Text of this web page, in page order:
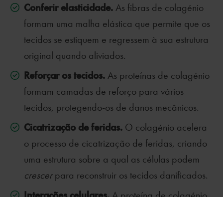
Conferir elasticidade. As fibras de colagénio
formam uma malha elástica que permite que os
tecidos se estiquem e regressem à sua estrutura
original quando aliviados.
Reforçar os tecidos. As proteínas de colagénio
formam camadas de reforço para vários
tecidos, protegendo-os de danos mecânicos.
Cicatrização de feridas. O colagénio acelera
o processo de cicatrização de feridas, criando
uma estrutura sobre a qual as células podem
crescerpara reconstruir os tecidos danificados.